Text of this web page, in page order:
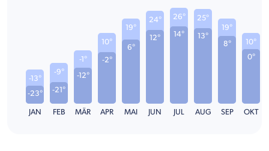
-23°
-13°
JAN
-21°
-9°
FEB
-12°
-1°
MÄR
-2°
10°
APR
6°
19°
MAI
12°
24°
JUN
14°
26°
JUL
13°
25°
AUG
8°
19°
SEP
0°
10°
OKT